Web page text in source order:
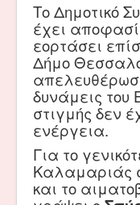
Το Δημοτικό
έχει
εορτάσει
Δήμο
δυνάμεις
στιγμής δεν
ενέργεια.
Για το
Καλαμαριάς
και το